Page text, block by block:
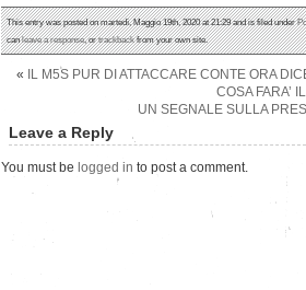
This entry was posted on martedì, Maggio 19th, 2020 at 21:29 and is filed under
canleave a response, ortrackbackfrom your own site.
«
IL M5S PUR DI ATTACCARE CONTE ORA
COSA FARA’
UN SEGNALE SULLA
Leave a Reply
You must be logged in to post a comment.